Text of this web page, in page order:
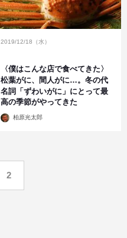
2019/12/18（水）
〈僕はこんな店で食べてきた〉
松葉がに、間人がに…。冬の代
名詞「ずわいがに」にとって最
高の季節がやってきた
投
稿
柏原光太郎
2